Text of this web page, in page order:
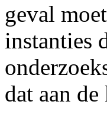
geval
instanties
dat aan